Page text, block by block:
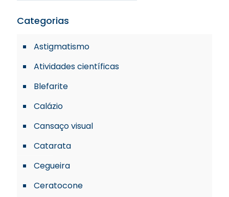
Categorias
Astigmatismo
Atividades científicas
Blefarite
Calázio
Cansaço visual
Catarata
Cegueira
Ceratocone